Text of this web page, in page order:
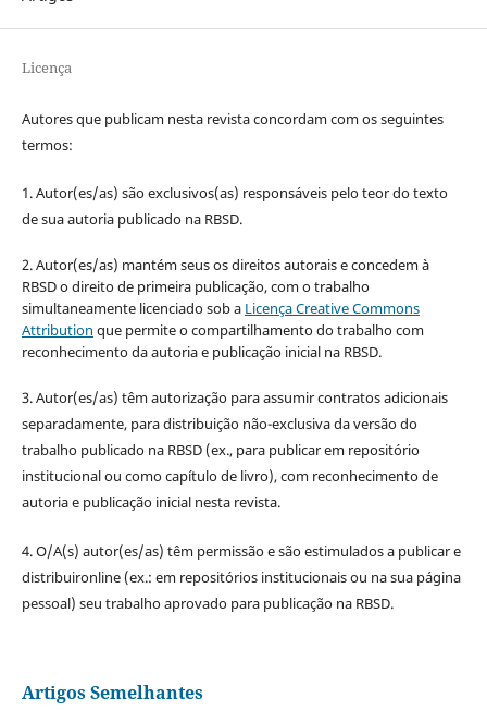
Licença
Autores que publicam nesta revista concordam com os seguintes
termos:
1. Autor(es/as) são exclusivos(as) responsáveis pelo teor do texto
de sua autoria publicado na RBSD.
2. Autor(es/as) mantém seus os direitos autorais e concedem à
RBSD o direito de primeira publicação, com o trabalho
simultaneamente licenciado sob a Licença Creative Commons
Attribution que permite o compartilhamento do trabalho com
reconhecimento da autoria e publicação inicial na RBSD.
3. Autor(es/as) têm autorização para assumir contratos adicionais
separadamente, para distribuição não-exclusiva da versão do
trabalho publicado na RBSD (ex., para publicar em repositório
institucional ou como capítulo de livro), com reconhecimento de
autoria e publicação inicial nesta revista.
4. O/A(s) autor(es/as) têm permissão e são estimulados a publicar e
distribuironline (ex.: em repositórios institucionais ou na sua página
pessoal) seu trabalho aprovado para publicação na RBSD.
Artigos Semelhantes